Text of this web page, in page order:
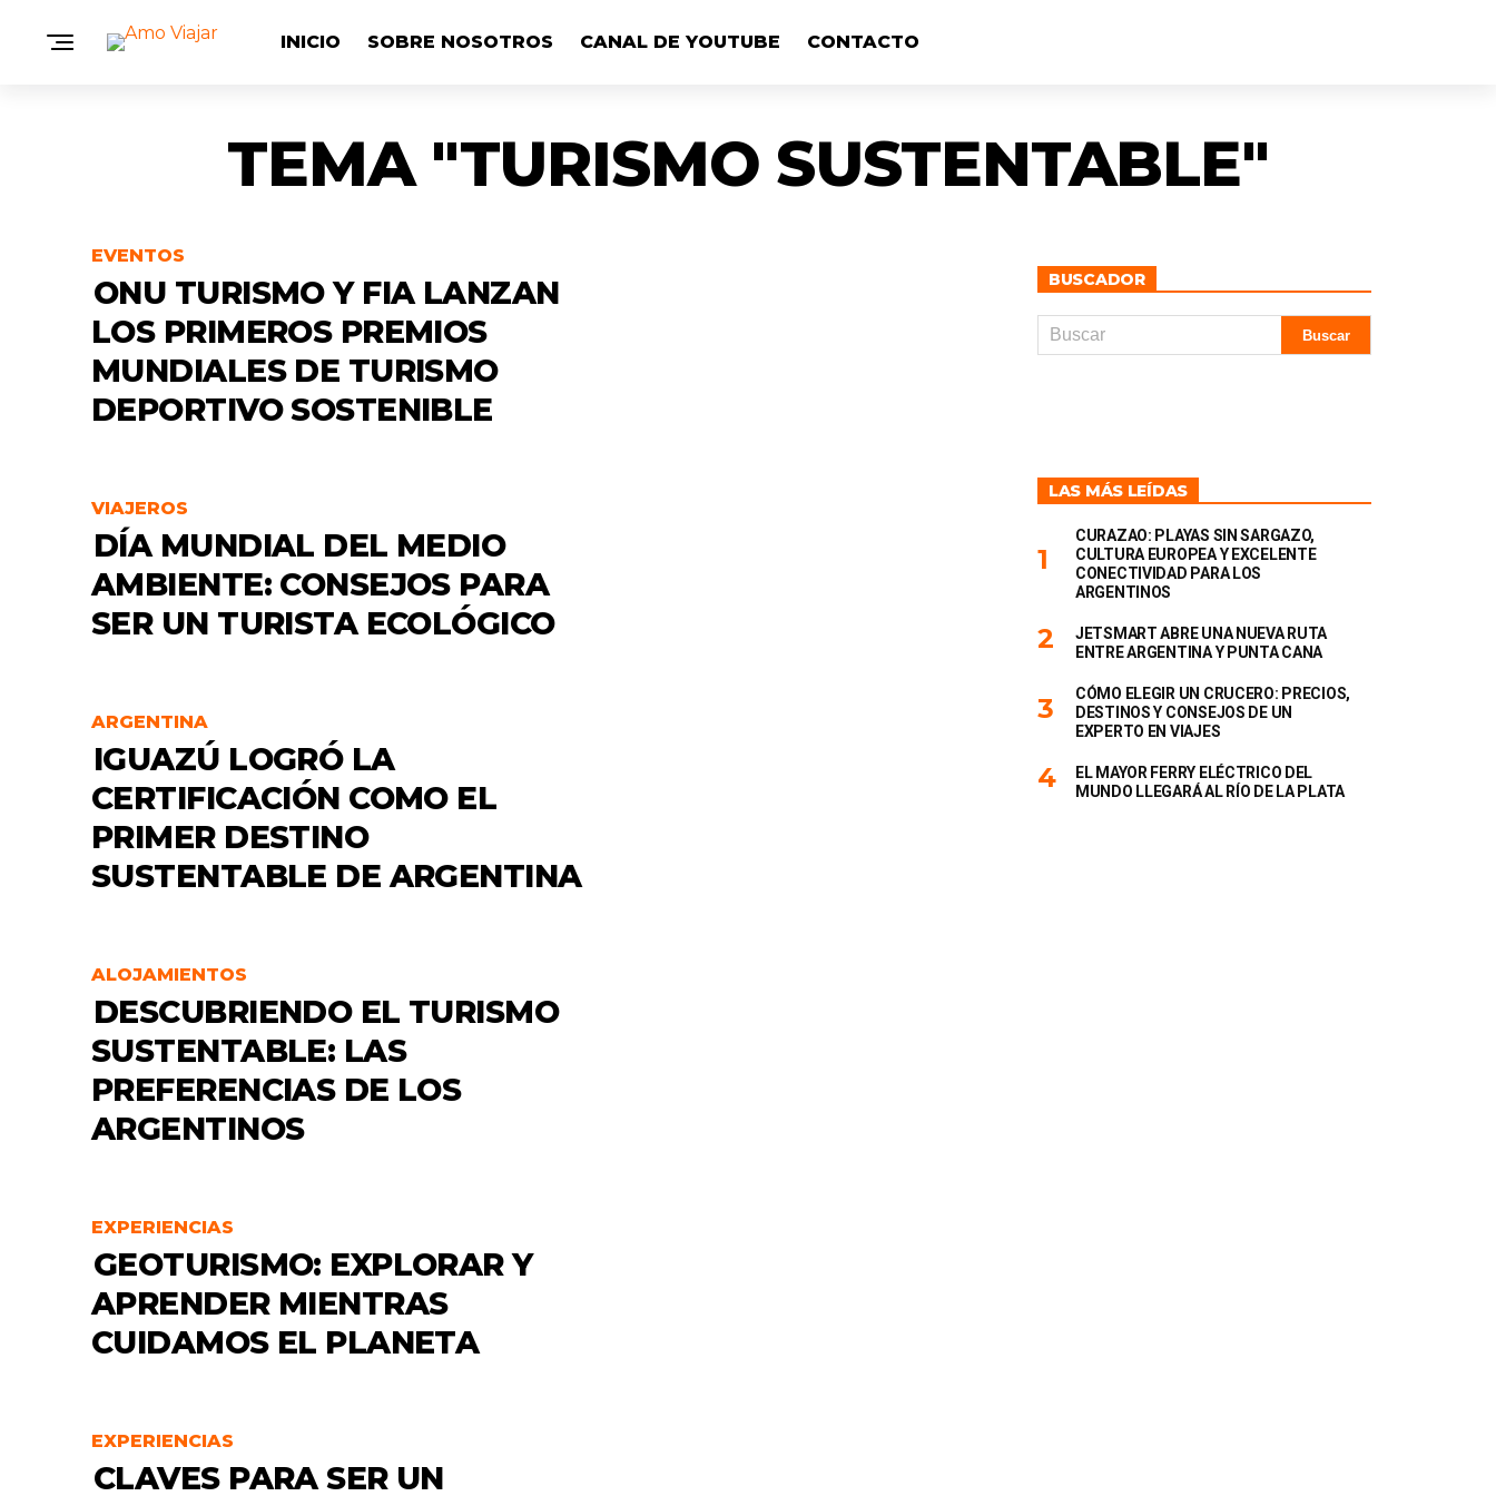
INICIO SOBRE NOSOTROS CANAL DE YOUTUBE CONTACTO
TEMA "TURISMO SUSTENTABLE"
EVENTOS
ONU TURISMO Y FIA LANZAN
LOS PRIMEROS PREMIOS
MUNDIALES DE TURISMO
DEPORTIVO SOSTENIBLE
VIAJEROS
DÍA MUNDIAL DEL MEDIO
AMBIENTE: CONSEJOS PARA
SER UN TURISTA ECOLÓGICO
ARGENTINA
IGUAZÚ LOGRÓ LA
CERTIFICACIÓN COMO EL
PRIMER DESTINO
SUSTENTABLE DE ARGENTINA
ALOJAMIENTOS
DESCUBRIENDO EL TURISMO
SUSTENTABLE: LAS
PREFERENCIAS DE LOS
ARGENTINOS
EXPERIENCIAS
GEOTURISMO: EXPLORAR Y
APRENDER MIENTRAS
CUIDAMOS EL PLANETA
EXPERIENCIAS
CLAVES PARA SER UN
BUSCADOR
LAS MÁS LEÍDAS
CURAZAO: PLAYAS SIN SARGAZO,
CULTURA EUROPEA Y EXCELENTE
CONECTIVIDAD PARA LOS
ARGENTINOS
JETSMART ABRE UNA NUEVA RUTA
ENTRE ARGENTINA Y PUNTA CANA
CÓMO ELEGIR UN CRUCERO: PRECIOS,
DESTINOS Y CONSEJOS DE UN
EXPERTO EN VIAJES
EL MAYOR FERRY ELÉCTRICO DEL
MUNDO LLEGARÁ AL RÍO DE LA PLATA